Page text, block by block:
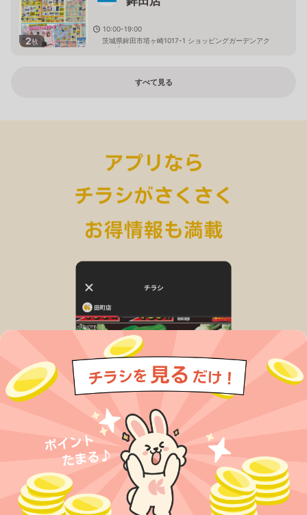
2枚
10:00-19:00
茨城県鉾田市塔ヶ崎1017-1 ショッピングガーデンアク
ロス内
すべて見る